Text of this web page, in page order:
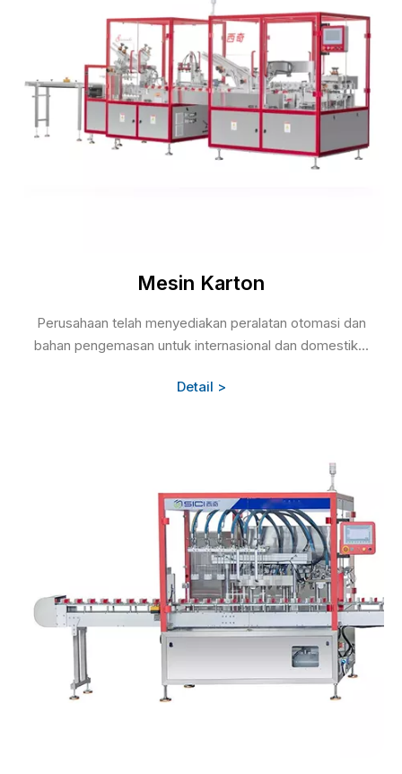
Mesin Karton
Perusahaan telah menyediakan peralatan otomasi dan
bahan pengemasan untuk internasional dan domestik...
Detail >